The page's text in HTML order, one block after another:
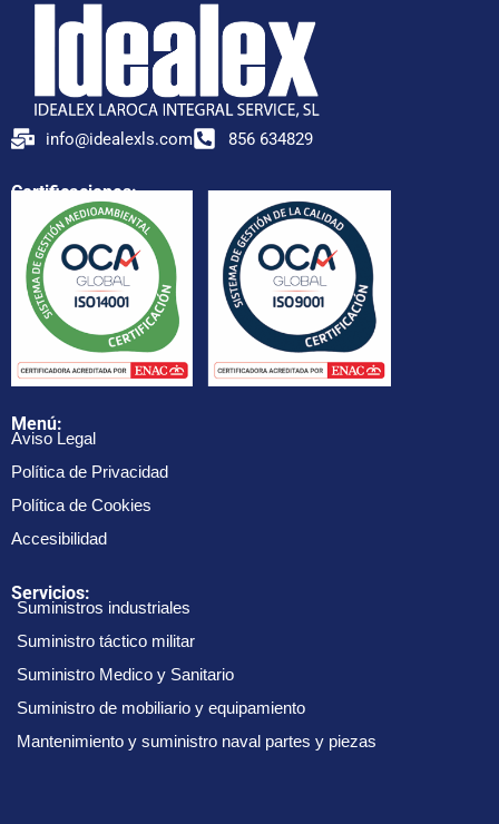
info@idealexls.com 856 634829
Certificaciones:
Menú:
Aviso Legal
Política de Privacidad
Política de Cookies
Accesibilidad
Servicios:
Suministros industriales
Suministro táctico militar
Suministro Medico y Sanitario
Suministro de mobiliario y equipamiento
Mantenimiento y suministro naval partes y piezas